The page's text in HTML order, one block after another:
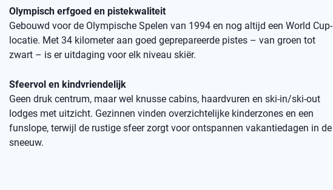
Olympisch erfgoed en pistekwaliteit
Gebouwd voor de Olympische Spelen van 1994 en nog altijd een World Cup-
locatie. Met 34 kilometer aan goed geprepareerde pistes – van groen tot
zwart – is er uitdaging voor elk niveau skiër.
Sfeervol en kindvriendelijk
Geen druk centrum, maar wel knusse cabins, haardvuren en ski-in/ski-out
lodges met uitzicht. Gezinnen vinden overzichtelijke kinderzones en een
funslope, terwijl de rustige sfeer zorgt voor ontspannen vakantiedagen in de
sneeuw.